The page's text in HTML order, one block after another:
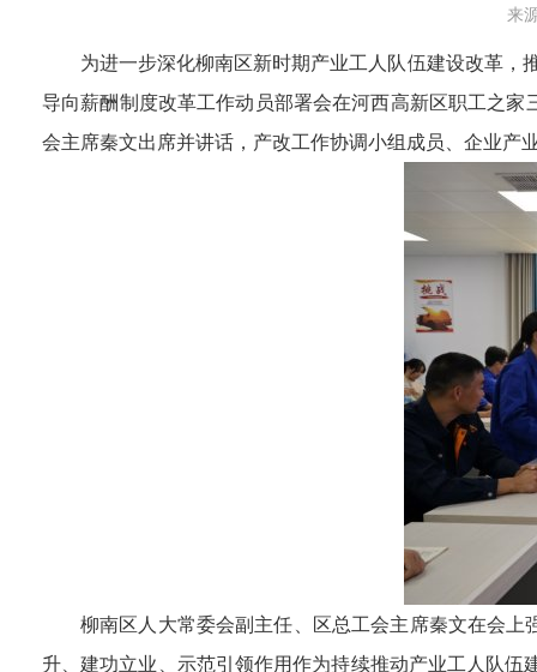
来
为进一步深化柳南区新时期产业工人队伍建设改革，
导向薪酬制度改革工作动员部署会在河西高新区职工之
会主席秦文出席并讲话，产改工作协调小组成员、企业产
柳南区人大常委会副主任、区总工会主席秦文在会
升、建功立业、示范引领作用作为持续推动产业工人队伍